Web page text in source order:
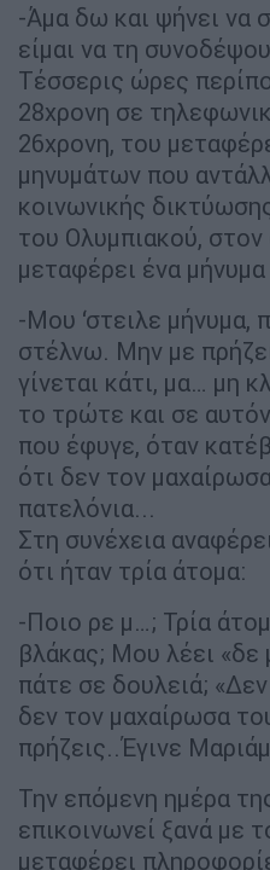
-Άμα δω και ψήνει να
είμαι να τη
Τέσσερις ώρες
28χρονη σε
26χρονη, του
μηνυμάτων που
κοινωνικής
του Ολυμπιακού, στον
μεταφέρει ένα
-Μου ‘στειλε μήνυμα,
στέλνω. Μην με
γίνεται κάτι, μα… μη
το τρώτε και σε
που έφυγε, όταν
ότι δεν τον
πατελόνια...
Στη συνέχεια
ότι ήταν τρία άτομα:
-Ποιο ρε μ…; Τρία
βλάκας; Μου λέει «δε
πάτε σε δουλειά;
δεν τον μαχαίρωσα
πρήζεις..Έγινε
Την επόμενη ημέρα
επικοινωνεί ξανά με
μεταφέρει